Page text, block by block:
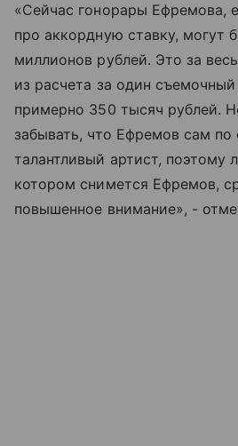
«Сейчас гонорары Ефремова,
про аккордную ставку, могут
миллионов рублей. Это за
из расчета за один
примерно 350 тысяч рублей.
забывать, что Ефремов сам по
талантливый артист, поэтому
котором снимется Ефремов,
повышенное внимание», -